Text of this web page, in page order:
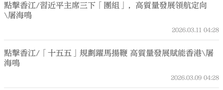
點擊香江/習近平主席三下「團組」，高質量發展領航定向
\屠海鳴
2026.03.11 04:28
點擊香江/「十五五」規劃躍馬揚鞭 高質量發展賦能香港\屠
海鳴
2026.03.09 04:28